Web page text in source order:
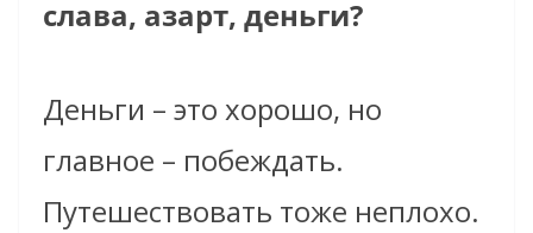
слава, азарт, деньги?
Деньги – это хорошо, но
главное – побеждать.
Путешествовать тоже неплохо.